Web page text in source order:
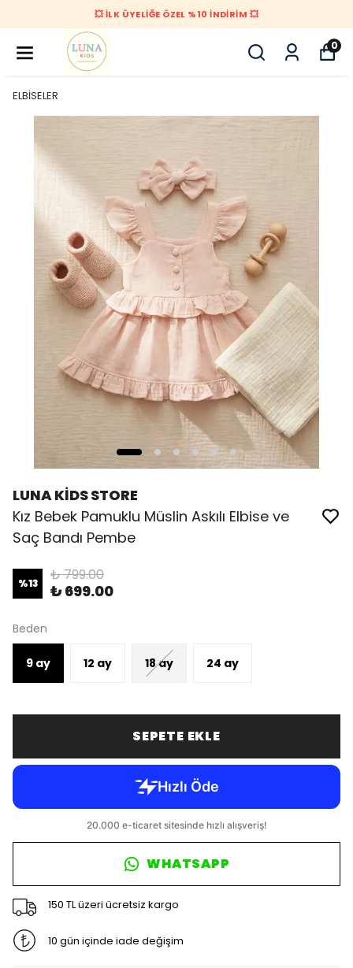
💥 İLK ÜYELİĞE ÖZEL %10 İNDİRİM 💥
0
ELBİSELER
LUNA KİDS STORE
Kız Bebek Pamuklu Müslin Askılı Elbise ve
Saç Bandı Pembe
%13 ₺ 799.00
₺ 699.00
Beden
9 ay 12 ay 18 ay 24 ay
SEPETE EKLE
WHATSAPP
150 TL üzeri ücretsiz kargo
10 gün içinde iade değişim